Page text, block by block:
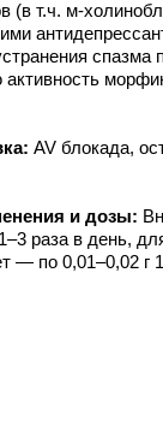
(в т.ч. м-
активность
AV блокада,
и дозы:
раза в день,
— по 0,01–0,02 г